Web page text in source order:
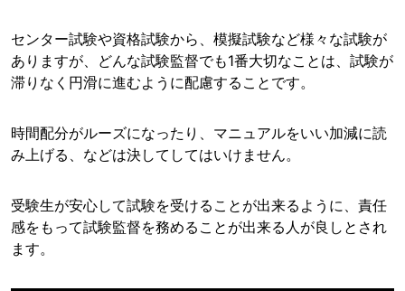
センター試験や資格試験から、模擬試験など様々な試験が
ありますが、どんな試験監督でも1番大切なことは、試験が
滞りなく円滑に進むように配慮することです。
時間配分がルーズになったり、マニュアルをいい加減に読
み上げる、などは決してしてはいけません。
受験生が安心して試験を受けることが出来るように、責任
感をもって試験監督を務めることが出来る人が良しとされ
ます。